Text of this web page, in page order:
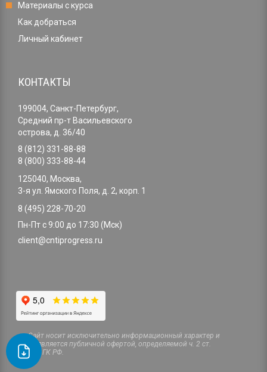
Материалы с курса
Как добраться
Личный кабинет
КОНТАКТЫ
199004, Санкт-Петербург,
Средний пр-т Васильевского
острова, д. 36/40
8 (812) 331-88-88
8 (800) 333-88-44
125040, Москва,
3-я ул. Ямского Поля, д. 2, корп. 1
8 (495) 228-70-20
Пн-Пт с 9:00 до 17:30 (Мск)
client@cntiprogress.ru
Cайт носит исключительно информационный характер и
не является публичной офертой, определяемой ч. 2 ст.
437 ГК РФ.